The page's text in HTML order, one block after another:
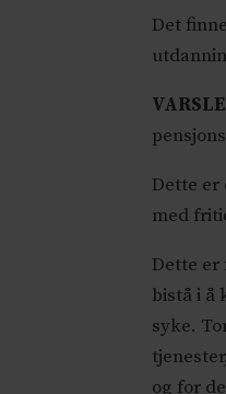
Det
Dette
med
Dette er
bistå i å
syke.
og for